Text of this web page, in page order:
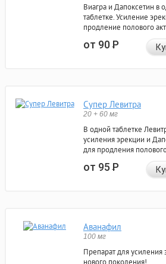
Виагра и Дапоксетин в
таблетке. Усиление
продление полового
от 90Р
Супер Левитра
20 + 60 мг
В одной таблетке
усиления эрекции и
для продления
от 95Р
Аванафил
100 мг
Препарат для усиления